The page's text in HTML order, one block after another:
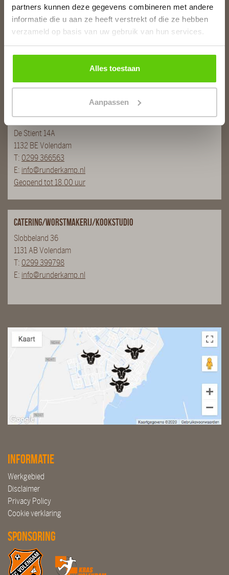
partners kunnen deze gegevens combineren met andere
informatie die u aan ze heeft verstrekt of die ze hebben
verzameld op basis van uw gebruik van hun services.
Alles toestaan
Aanpassen
Slagerij van Baar
Burg. Van Baarstraat 10
T:0299 - 363312
Slagerij De Stient
De Stient 14A
1132 BE Volendam
T: 0299 366563
E: info@runderkamp.nl
Geopend tot 18.00 uur
Catering/Worstmakerij/Kookstudio
Slobbeland 36
1131 AB Volendam
T: 0299 399798
E: info@runderkamp.nl
Informatie
Werkgebied
Disclaimer
Privacy Policy
Cookie verklaring
Sponsoring